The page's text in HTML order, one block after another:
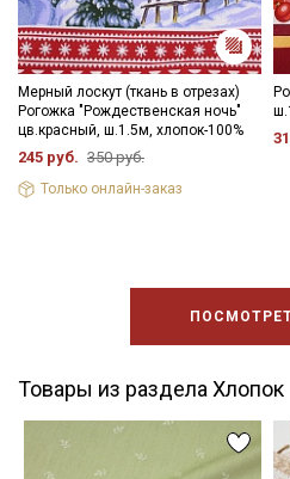
Мерный лоскут (ткань в отрезах)
Рогожка "Рождественская ночь"
цв.красный, ш.1.5м, хлопок-100%
245 руб. 350 руб.
Только онлайн-заказ
Товары из раздела Хлопок